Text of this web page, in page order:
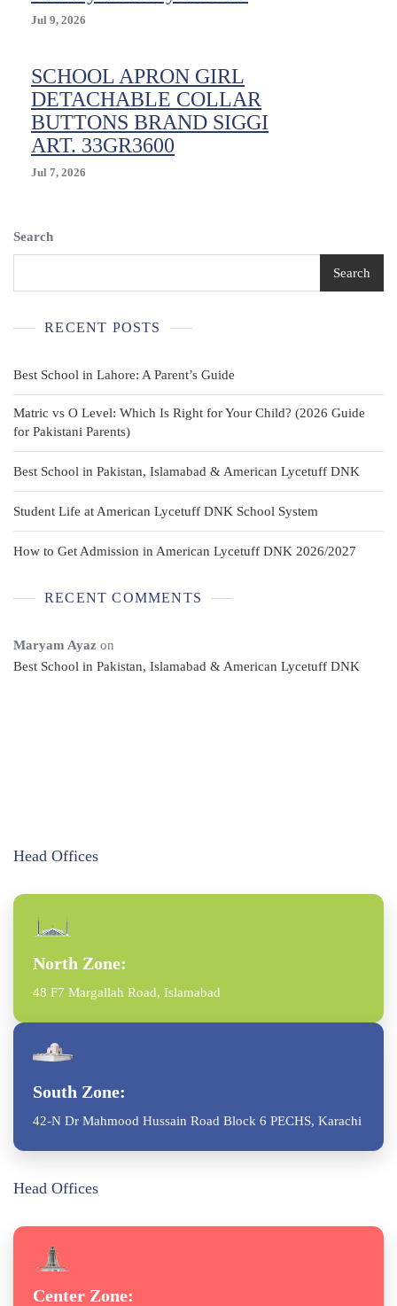
Jul 9, 2026
SCHOOL APRON GIRL
DETACHABLE COLLAR
BUTTONS BRAND SIGGI
ART. 33GR3600
Jul 7, 2026
Search
Search
RECENT POSTS
Best School in Lahore: A Parent’s Guide
Matric vs O Level: Which Is Right for Your Child? (2026 Guide
for Pakistani Parents)
Best School in Pakistan, Islamabad & American Lycetuff DNK
Student Life at American Lycetuff DNK School System
How to Get Admission in American Lycetuff DNK 2026/2027
RECENT COMMENTS
Maryam Ayaz on
Best School in Pakistan, Islamabad & American Lycetuff DNK
Head Offices
North Zone:
48 F7 Margallah Road, Islamabad
South Zone:
42-N Dr Mahmood Hussain Road Block 6 PECHS, Karachi
Head Offices
Center Zone: